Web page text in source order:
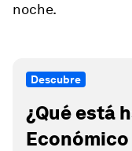
noche.
Descubre
¿Qué está